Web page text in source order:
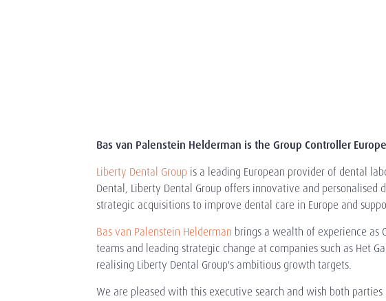
Bas van Palenstein Helderman is the Group Controller
Liberty Dental Group is a leading European provider of dental
Dental, Liberty Dental Group offers innovative and
strategic acquisitions to improve dental care in Europe and
Bas van Palenstein Helderman brings a wealth of experience as
teams and leading strategic change at companies such as Het
realising Liberty Dental Group's ambitious growth targets.
We are pleased with this executive search and wish both